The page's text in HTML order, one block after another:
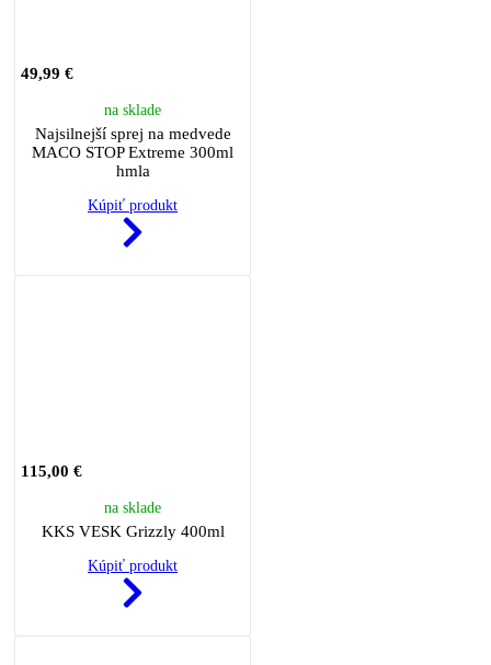
49,99 €
na sklade
Najsilnejší sprej na medvede
MACO STOP Extreme 300ml
hmla
Kúpiť produkt
115,00 €
na sklade
KKS VESK Grizzly 400ml
Kúpiť produkt